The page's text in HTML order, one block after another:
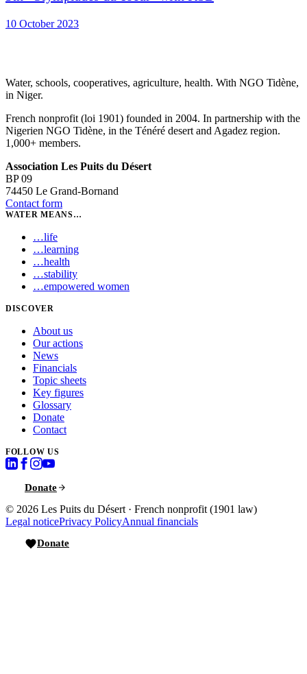
10 October 2023
Water, schools, cooperatives, agriculture, health. With NGO Tidène,
in Niger.
French nonprofit (loi 1901) founded in 2004. In partnership with the
Nigerien NGO Tidène, in the Ténéré desert and Agadez region.
1,000+ members.
Association Les Puits du Désert
BP 09
74450 Le Grand-Bornand
Contact form
WATER MEANS…
…life
…learning
…health
…stability
…empowered women
DISCOVER
About us
Our actions
News
Financials
Topic sheets
Key figures
Glossary
Donate
Contact
FOLLOW US
Donate
© 2026 Les Puits du Désert · French nonprofit (1901 law)
Legal noticePrivacy PolicyAnnual financials
Donate